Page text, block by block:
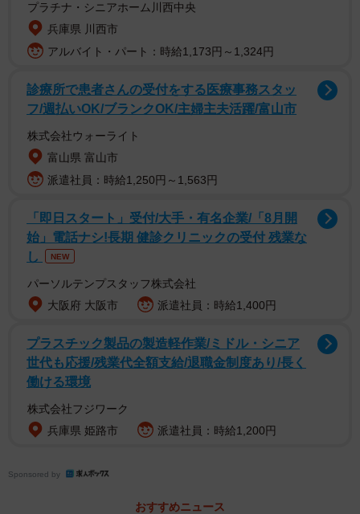
のでしょうか？！（画像提供：中野昇さん）
プラチナ・シニアホーム川西中央
兵庫県 川西市
アルバイト・パート：時給1,173円～1,324円
診療所で患者さんの受付をする医療事務スタッ
フ/週払いOK/ブランクOK/主婦主夫活躍/富山市
株式会社ウォーライト
富山県 富山市
派遣社員：時給1,250円～1,563円
「即日スタート」受付/大手・有名企業/「8月開
始」電話ナシ!長期 健診クリニックの受付 残業な
し
NEW
パーソルテンプスタッフ株式会社
大阪府 大阪市
派遣社員：時給1,400円
プラスチック製品の製造軽作業/ミドル・シニア
世代も応援/残業代全額支給/退職金制度あり/長く
働ける環境
株式会社フジワーク
兵庫県 姫路市
派遣社員：時給1,200円
Sponsored by
おすすめニュース